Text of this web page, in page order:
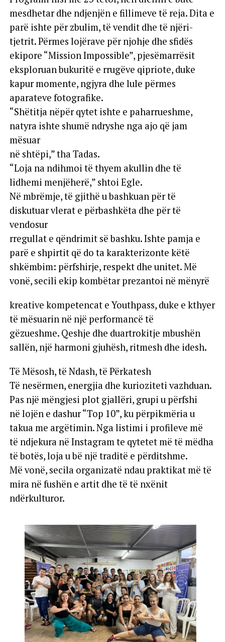
mesdhetar dhe ndjenjën e fillimeve të reja. Dita e
parë ishte për zbulim, të vendit dhe të njëri-
tjetrit. Përmes lojërave për njohje dhe sfidës
ekipore “Mission Impossible”, pjesëmarrësit
eksploruan bukuritë e rrugëve qipriote, duke
kapur momente, ngjyra dhe lule përmes
aparateve fotografike.
“Shëtitja nëpër qytet ishte e paharrueshme,
natyra ishte shumë ndryshe nga ajo që jam
mësuar
në shtëpi,” tha Tadas.
“Loja na ndihmoi të thyem akullin dhe të
lidhemi menjëherë,” shtoi Egle.
Në mbrëmje, të gjithë u bashkuan për të
diskutuar vlerat e përbashkëta dhe për të
vendosur
rregullat e qëndrimit së bashku. Ishte pamja e
parë e shpirtit që do ta karakterizonte këtë
shkëmbim: përfshirje, respekt dhe unitet. Më
vonë, secili ekip kombëtar prezantoi në mënyrë
kreative kompetencat e Youthpass, duke e kthyer
të mësuarin në një performancë të
gëzueshme. Qeshje dhe duartrokitje mbushën
sallën, një harmoni gjuhësh, ritmesh dhe idesh.
Të Mësosh, të Ndash, të Përkatesh
Të nesërmen, energjia dhe kurioziteti vazhduan.
Pas një mëngjesi plot gjallëri, grupi u përfshi
në lojën e dashur “Top 10”, ku përpikmëria u
takua me argëtimin. Nga listimi i profileve më
të ndjekura në Instagram te qytetet më të mëdha
të botës, loja u bë një traditë e përditshme.
Më vonë, secila organizatë ndau praktikat më të
mira në fushën e artit dhe të të nxënit
ndërkulturor.